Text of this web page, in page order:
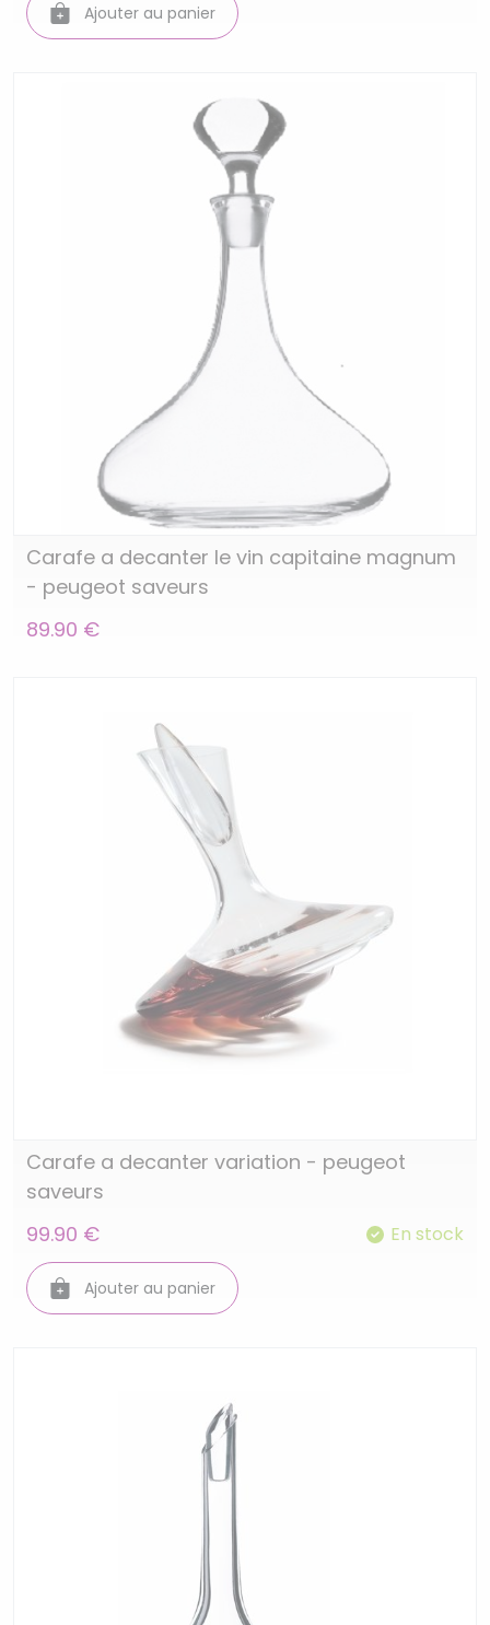
Ajouter au panier
Carafe a decanter le vin capitaine magnum
- peugeot saveurs
89.90 €
Carafe a decanter variation - peugeot
saveurs
99.90 €
En stock
Ajouter au panier